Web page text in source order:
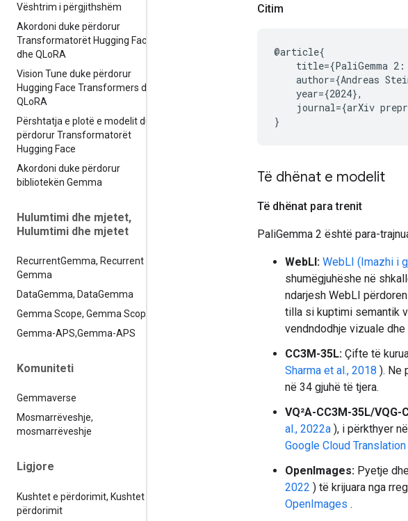
Vështrim i përgjithshëm
Akordoni duke përdorur
Transformatorët Hugging Face
dhe QLoRA
Vision Tune duke përdorur
Hugging Face Transformers dhe
QLoRA
Përshtatja e plotë e modelit duke
përdorur Transformatorët
Hugging Face
Akordoni duke përdorur
bibliotekën Gemma
Hulumtimi dhe mjetet,
Hulumtimi dhe mjetet
RecurrentGemma, Recurrent
Gemma
DataGemma, DataGemma
Gemma Scope, Gemma Scope
Gemma-APS,Gemma-APS
Komuniteti
Gemmaverse
Mosmarrëveshje,
mosmarrëveshje
Ligjore
Kushtet e përdorimit, Kushtet e
përdorimit
Citim
@article{
title={PaliGemma
author={Andreas
    year={2024},
journal={arXiv
Të dhënat e modelit
Të dhënat para trenit
PaliGemma 2 është para-
WebLI: WebLI (Imazhi i
shumëgjuhëshe në
ndarjesh WebLI
tilla si kuptimi semantik
vendndodhje vizuale dhe
CC3M-35L: Çifte të
Sharma et al., 2018 ). Ne
në 34 gjuhë të tjera.
VQ²A-CC3M-35L/VQG-
al., 2022a ), i përkthyer
Google Cloud
OpenImages: Pyetje
2022 ) të krijuara nga
OpenImages .